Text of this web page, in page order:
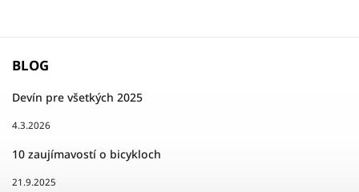
BLOG
Devín pre všetkých 2025
4.3.2026
10 zaujímavostí o bicykloch
21.9.2025